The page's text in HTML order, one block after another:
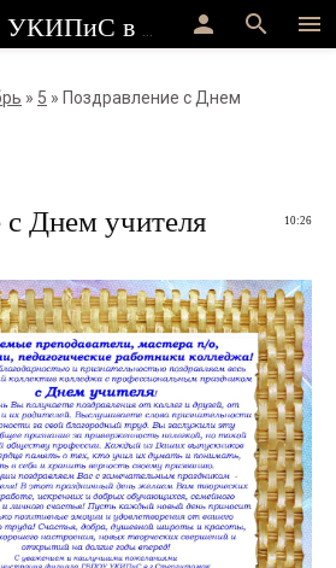
menu
search
person
» 5 » Поздравление с Днем
10:26
Днем учителя